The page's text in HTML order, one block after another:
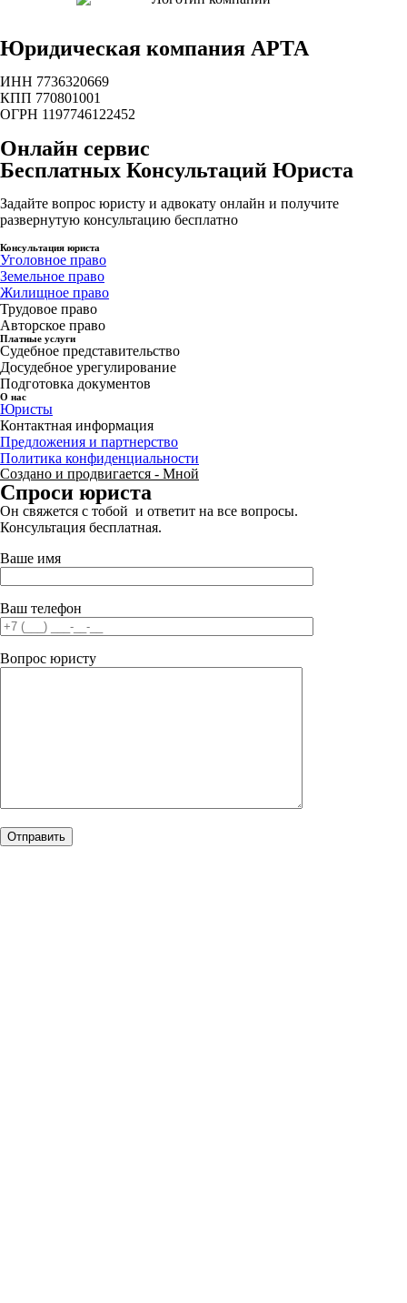
Юридическая компания АРТА
ИНН 7736320669
КПП 770801001
ОГРН 1197746122452
Онлайн сервис
Бесплатных Консультаций Юриста
Задайте вопрос юристу и адвокату онлайн и получите
развернутую консультацию бесплатно
Консультация юриста
Уголовное право
Земельное право
Жилищное право
Трудовое право
Авторское право
Платные услуги
Судебное представительство
Досудебное урегулирование
Подготовка документов
О нас
Юристы
Контактная информация
Предложения и партнерство
Политика конфиденциальности
Создано и продвигается - Мной
Спроси юриста
Он свяжется с тобой и ответит на все вопросы.
Консультация бесплатная.
Ваше имя
Ваш телефон
Вопрос юристу